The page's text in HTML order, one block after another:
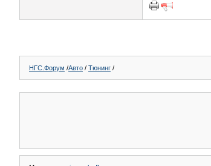
НГС.Форум /Авто / Тюнинг /